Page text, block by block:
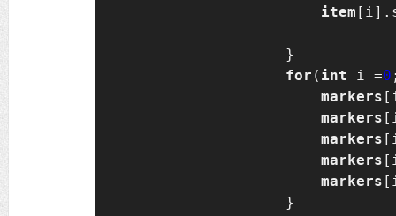
item
                    }
for ( int i =0
markers
markers
markers
markers
markers
                    }